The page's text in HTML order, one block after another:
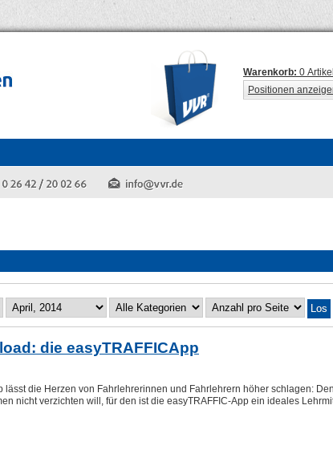
Warenkorb: 0
Positionen
die easyTRAFFICApp
lässt die Herzen von Fahrlehrerinnen und Fahrlehrern höher schlagen:
nicht verzichten will, für den ist die easyTRAFFIC-App ein ideales